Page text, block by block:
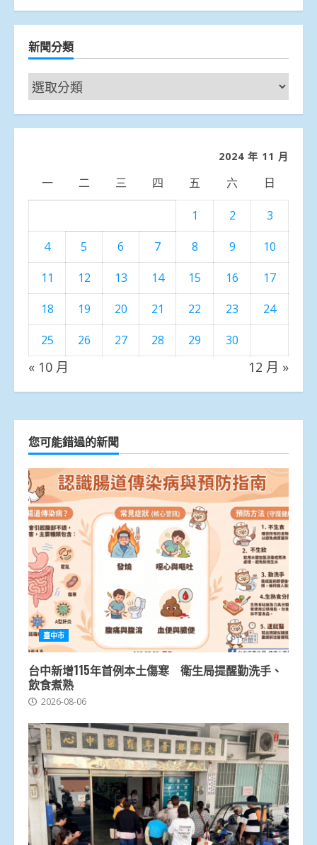
新聞分類
新
聞
分
2024 年 11 月
一 二 三 四 五 六 日
1 2
3
4
5 6 7 8 9
10
11
12 13 14 15 16
17
18
19 20 21 22 23
24
25
26 27 28 29 30
« 10 月 12 月 »
您可能錯過的新聞
臺中市
台中新增115年首例本土傷寒 衛生局提醒勤洗手、
飲食煮熟
2026-08-06